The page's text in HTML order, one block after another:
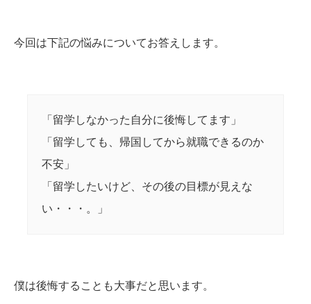
今回は下記の悩みについてお答えします。
「留学しなかった自分に後悔してます」
「留学しても、帰国してから就職できるのか
不安」
「留学したいけど、その後の目標が見えな
い・・・。」
僕は後悔することも大事だと思います。